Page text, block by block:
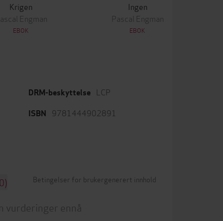
Krigen
Engman
EBOK
Ingen
Pascal Engman
EBOK
DRM-beskyttelse LCP
ISBN 9781444902891
Betingelser for brukergenerert innhold
vurderinger ennå